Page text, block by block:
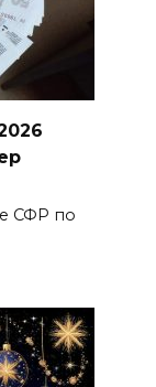
СФР по